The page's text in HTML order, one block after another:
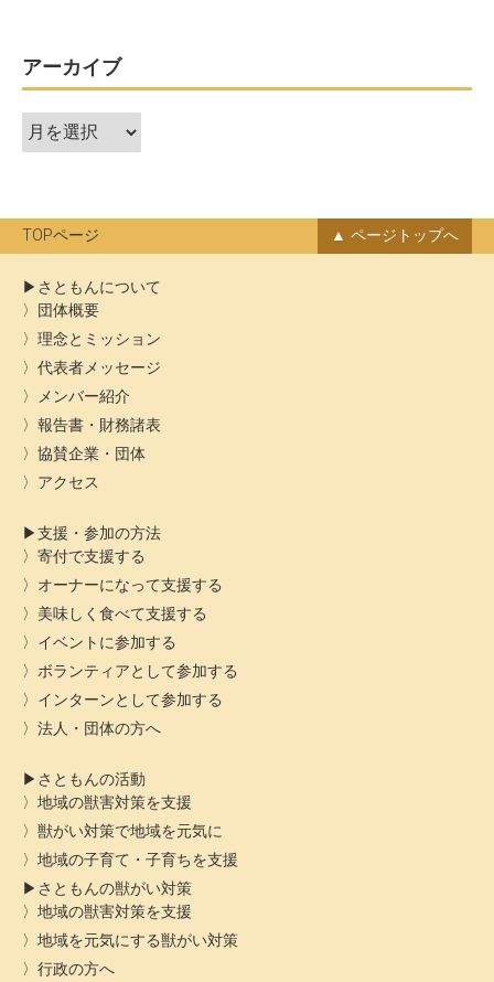
ー
シ
ョ
アーカイブ
ア
ー
ブ
TOPページ ページトップへ
さともんについて
団体概要
理念とミッション
代表者メッセージ
メンバー紹介
報告書・財務諸表
協賛企業・団体
アクセス
支援・参加の方法
寄付で支援する
オーナーになって支援する
美味しく食べて支援する
イベントに参加する
ボランティアとして参加する
インターンとして参加する
法人・団体の方へ
さともんの活動
地域の獣害対策を支援
獣がい対策で地域を元気に
地域の子育て・子育ちを支援
さともんの獣がい対策
地域の獣害対策を支援
地域を元気にする獣がい対策
行政の方へ